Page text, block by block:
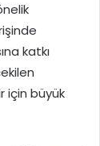
katkı
için büyük